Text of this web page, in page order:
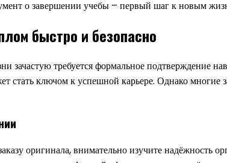
о завершении учебы – первый шаг к новым
быстро и безопасно
зачастую требуется формальное подтверждение
стать ключом к успешной карьере. Однако
оригинала, внимательно изучите надёжность